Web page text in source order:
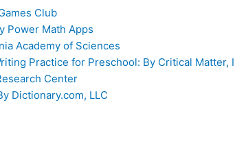
Club
Power Math Apps
Academy of Sciences
Practice for Preschool: By Critical Matter,
Center
Dictionary.com, LLC